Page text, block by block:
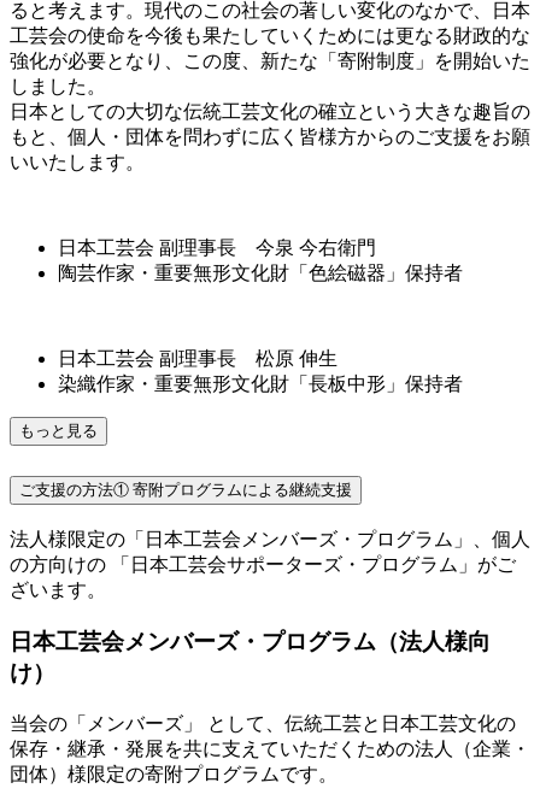
ると考えます。現代のこの社会の著しい変化のなかで、日本
工芸会の使命を今後も果たしていくためには更なる財政的な
強化が必要となり、この度、新たな「寄附制度」を開始いた
しました。
日本としての大切な伝統工芸文化の確立という大きな趣旨の
もと、個人・団体を問わずに広く皆様方からのご支援をお願
いいたします。
日本工芸会 副理事長 今泉 今右衛門
陶芸作家・重要無形文化財「色絵磁器」保持者
日本工芸会 副理事長 松原 伸生
染織作家・重要無形文化財「長板中形」保持者
もっと見る
ご支援の方法① 寄附プログラムによる継続支援
法人様限定の「日本工芸会メンバーズ・プログラム」、個人
の方向けの 「日本工芸会サポーターズ・プログラム」がご
ざいます。
日本工芸会メンバーズ・プログラム（法人様向
け）
当会の「メンバーズ」 として、伝統工芸と日本工芸文化の
保存・継承・発展を共に支えていただくための法人（企業・
団体）様限定の寄附プログラムです。